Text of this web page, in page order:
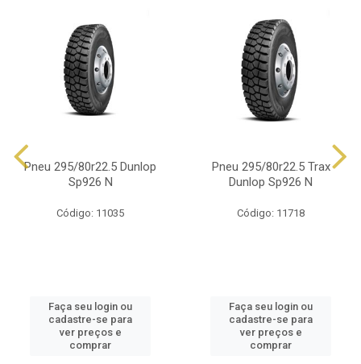
Pneu 295/80r22.5 Dunlop
Sp926 N
Código: 11035
Faça seu login ou
cadastre-se para
ver preços e
comprar
Pneu 295/80r22.5 Trax
Dunlop Sp926 N
Código: 11718
Faça seu login ou
cadastre-se para
ver preços e
comprar